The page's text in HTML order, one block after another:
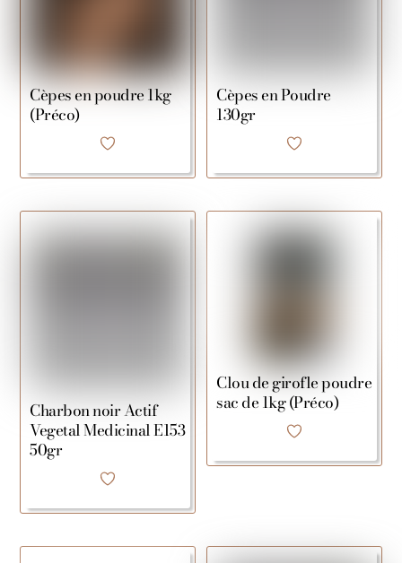
Cèpes en poudre 1kg
(Préco)
Cèpes en Poudre
130gr
Charbon noir Actif
Vegetal Medicinal E153
50gr
Clou de girofle poudre
sac de 1kg (Préco)